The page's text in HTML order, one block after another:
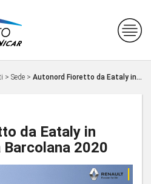
> Sede > Autonord Fioretto da Eataly in...
da Eataly in
2020